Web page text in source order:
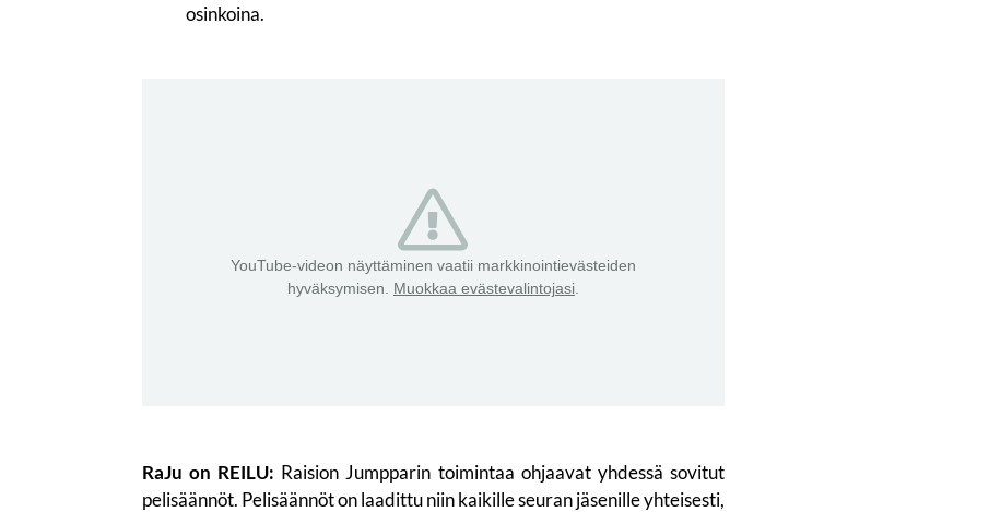
osinkoina.
YouTube-videon näyttäminen vaatii markkinointievästeiden
hyväksymisen. Muokkaa evästevalintojasi.
RaJu on REILU: Raision Jumpparin toimintaa ohjaavat yhdessä sovitut
pelisäännöt. Pelisäännöt on laadittu niin kaikille seuran jäsenille yhteisesti,